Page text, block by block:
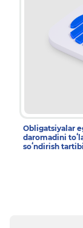
Obligatsiyalar
daromadini
soʻndirish